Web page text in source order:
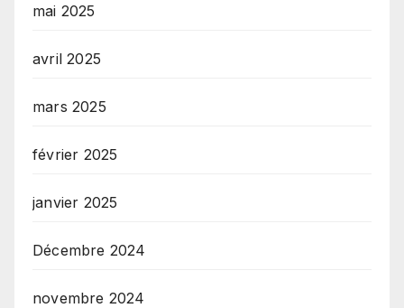
mai 2025
avril 2025
mars 2025
février 2025
janvier 2025
Décembre 2024
novembre 2024